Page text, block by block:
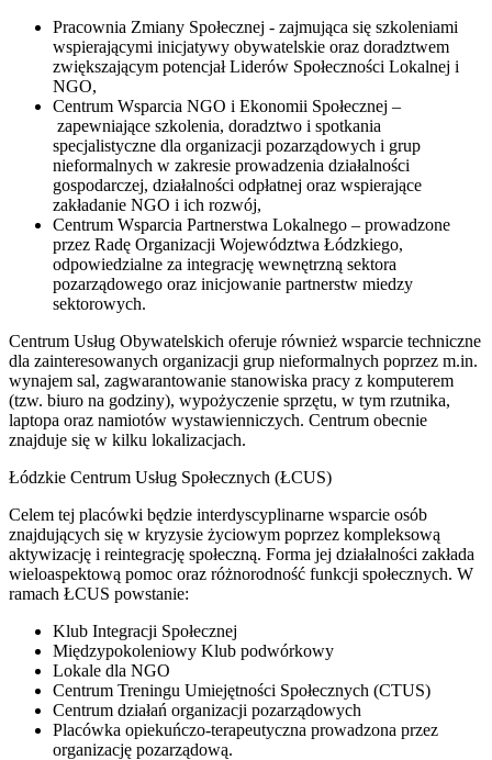
Pracownia Zmiany Społecznej - zajmująca się szkoleniami
wspierającymi inicjatywy obywatelskie oraz doradztwem
zwiększającym potencjał Liderów Społeczności Lokalnej i
NGO,
Centrum Wsparcia NGO i Ekonomii Społecznej –
zapewniające szkolenia, doradztwo i spotkania
specjalistyczne dla organizacji pozarządowych i grup
nieformalnych w zakresie prowadzenia działalności
gospodarczej, działalności odpłatnej oraz wspierające
zakładanie NGO i ich rozwój,
Centrum Wsparcia Partnerstwa Lokalnego – prowadzone
przez Radę Organizacji Województwa Łódzkiego,
odpowiedzialne za integrację wewnętrzną sektora
pozarządowego oraz inicjowanie partnerstw miedzy
sektorowych.
Centrum Usług Obywatelskich oferuje również wsparcie techniczne
dla zainteresowanych organizacji grup nieformalnych poprzez m.in.
wynajem sal, zagwarantowanie stanowiska pracy z komputerem
(tzw. biuro na godziny), wypożyczenie sprzętu, w tym rzutnika,
laptopa oraz namiotów wystawienniczych. Centrum obecnie
znajduje się w kilku lokalizacjach.
Łódzkie Centrum Usług Społecznych (ŁCUS)
Celem tej placówki będzie interdyscyplinarne wsparcie osób
znajdujących się w kryzysie życiowym poprzez kompleksową
aktywizację i reintegrację społeczną. Forma jej działalności zakłada
wieloaspektową pomoc oraz różnorodność funkcji społecznych. W
ramach ŁCUS powstanie:
Klub Integracji Społecznej
Międzypokoleniowy Klub podwórkowy
Lokale dla NGO
Centrum Treningu Umiejętności Społecznych (CTUS)
Centrum działań organizacji pozarządowych
Placówka opiekuńczo-terapeutyczna prowadzona przez
organizację pozarządową.